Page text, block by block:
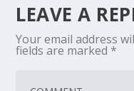
LEAVE A
Your email address
fields are marked *